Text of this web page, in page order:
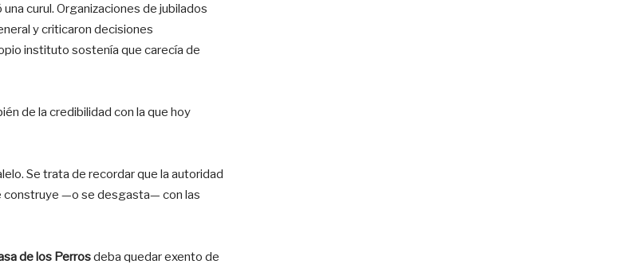
curul. Organizaciones de jubilados
y criticaron decisiones
instituto sostenía que carecía de
de la credibilidad con la que hoy
Se trata de recordar que la autoridad
construye —o se desgasta— con las
de los Perrosdeba quedar exento de